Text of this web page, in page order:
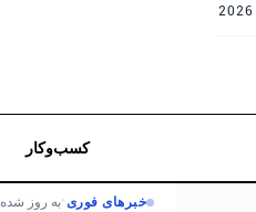
کسب‌وکار
خبرهای فوری•به روز شده 1 ماه پیش